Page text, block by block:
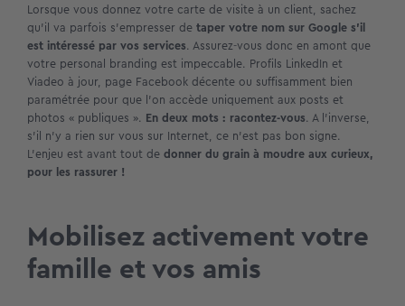
Lorsque vous donnez votre carte de visite à un client, sachez
qu’il va parfois s’empresser de taper votre nom sur Google s’il
est intéressé par vos services. Assurez-vous donc en amont que
votre personal branding est impeccable. Profils LinkedIn et
Viadeo à jour, page Facebook décente ou suffisamment bien
paramétrée pour que l’on accède uniquement aux posts et
photos « publiques ». En deux mots : racontez-vous. A l’inverse,
s’il n’y a rien sur vous sur Internet, ce n’est pas bon signe.
L’enjeu est avant tout de donner du grain à moudre aux curieux,
pour les rassurer !
Mobilisez activement votre
famille et vos amis